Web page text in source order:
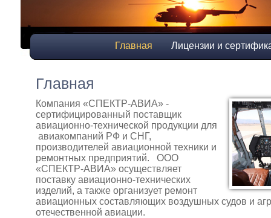
Главная Лицензии и
Главная
Компания «СПЕКТР-АВИА» -
сертифицированный поставщик
авиационно-технической продукции для
авиакомпаний РФ и СНГ,
производителей авиационной техники и
ремонтных предприятий. ООО
«СПЕКТР-АВИА» осуществляет
поставку авиационно-технических
изделий, а также организует ремонт
авиационных составляющих воздушных судов и
отечественной авиации.